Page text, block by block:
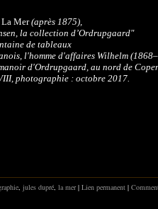
La Mer(après 1875),
la collection d’Ordrupgaard"
de tableaux
l'homme d'affaires Wilhelm
d'Ordrupgaard, au nord de
photographie : octobre 2017.
, jules dupré, la mer| Lien permanent |